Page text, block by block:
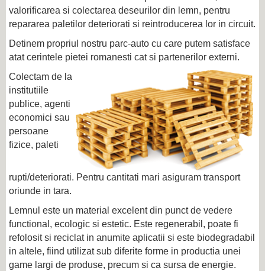
valorificarea si colectarea deseurilor din lemn, pentru
repararea paletilor deteriorati si reintroducerea lor in circuit.
Detinem propriul nostru parc-auto cu care putem satisface
atat cerintele pietei romanesti cat si partenerilor externi.
Colectam de la
institutiile
publice, agenti
economici sau
persoane
fizice, paleti
rupti/deteriorati. Pentru cantitati mari asiguram transport
oriunde in tara.
Lemnul este un material excelent din punct de vedere
functional, ecologic si estetic. Este regenerabil, poate fi
refolosit si reciclat in anumite aplicatii si este biodegradabil
in altele, fiind utilizat sub diferite forme in productia unei
game largi de produse, precum si ca sursa de energie.